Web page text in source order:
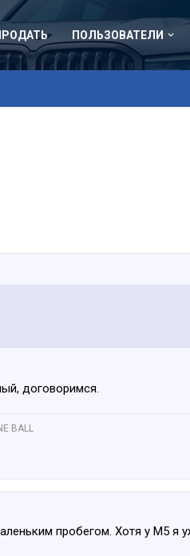
ПОЛЬЗОВАТЕЛИ
договоримся.
BALL
пробегом. Хотя у М5 я